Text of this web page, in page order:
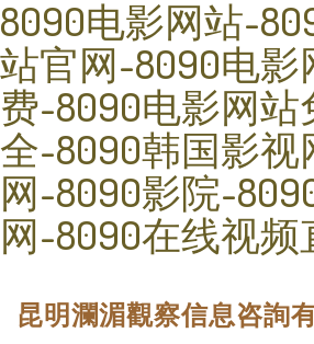
8090电影网站-
站官网-8090电影
费-8090电影网站
全-8090韩国影视
网-8090影院-
网-8090在线视频
昆明瀾湄觀察信息咨詢